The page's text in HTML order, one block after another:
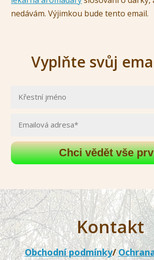
nedávám. Výjimkou bude tento email.
Vyplňte svůj
Chci vědět vše
Kontakt
Obchodní podmínky/